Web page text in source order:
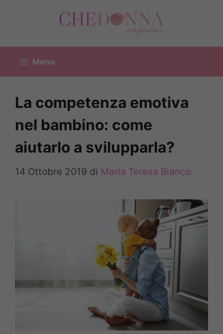
Menu
La competenza emotiva
nel bambino: come
aiutarlo a svilupparla?
14 Ottobre 2019 di Maria Teresa Bianco